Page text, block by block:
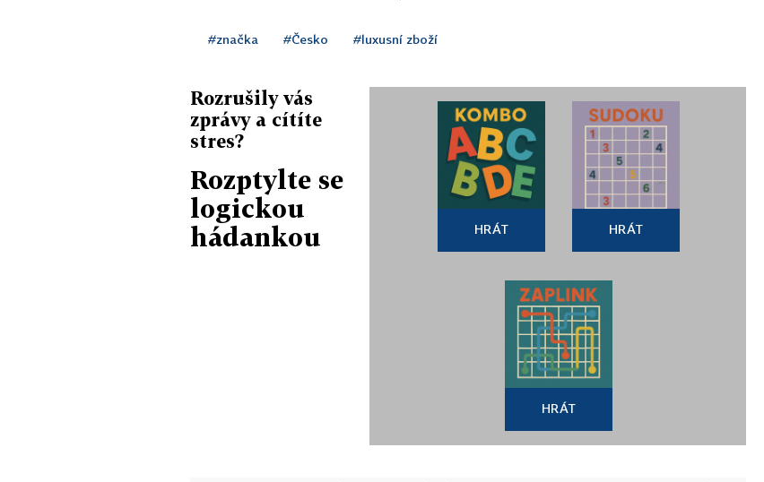
#značka #Česko #luxusní zboží
Rozrušily vás
zprávy a cítíte
stres?
Rozptylte se
logickou
hádankou
HRÁT HRÁT
HRÁT